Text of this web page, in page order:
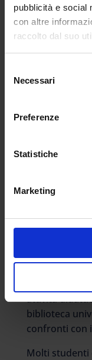
pubblicità e social
con altre
raccolto dal suo
delNecessari
Preferenze
Statistiche
Marketing
efficace.
PROBLEM
Ciò che per
ad un voto
A volte basta
efficace. Con
consapevole
attività
biblioteca
confronti con
Molti studenti